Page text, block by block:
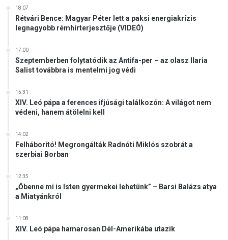
18:07
Rétvári Bence: Magyar Péter lett a paksi energiakrízis
legnagyobb rémhírterjesztője (VIDEÓ)
17:00
Szeptemberben folytatódik az Antifa-per – az olasz Ilaria
Salist továbbra is mentelmi jog védi
15:31
XIV. Leó pápa a ferences ifjúsági találkozón: A világot nem
védeni, hanem átölelni kell
14:02
Felháborító! Megrongálták Radnóti Miklós szobrát a
szerbiai Borban
12:35
„Őbenne mi is Isten gyermekei lehetünk” – Barsi Balázs atya
a Miatyánkról
11:08
XIV. Leó pápa hamarosan Dél-Amerikába utazik